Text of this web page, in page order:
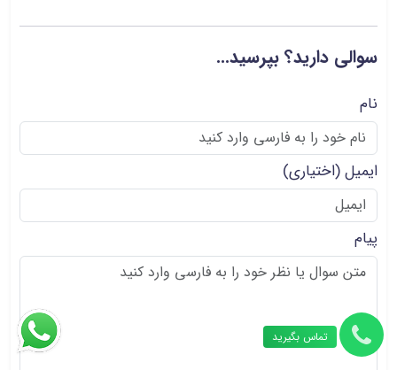
سوالی دارید؟ بپرسید...
نام
ایمیل(اختیاری)
پیام
تماس بگیرید